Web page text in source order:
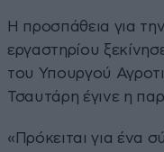
Η προσπάθεια για
εργαστηρίου
του Υπουργού
Τσαυτάρη έγινε η
«Πρόκειται για ένα